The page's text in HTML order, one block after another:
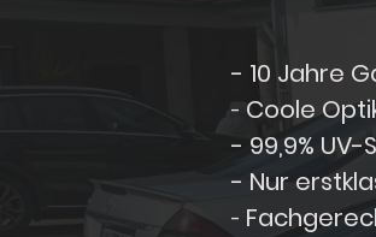
- 10 Jahre
- Coole
- 99,9% UV-
- Nur
-